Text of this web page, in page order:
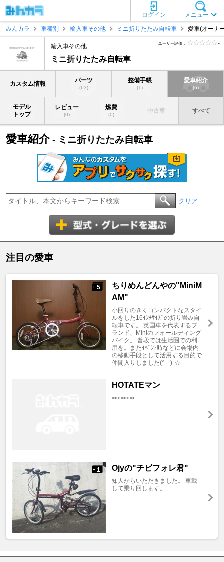
メニュー
ログイン
みんカラ
車種別 輸入車その他 ミニ折りたたみ自転車 愛車(オーナ
輸入車その他
ミニ折りたたみ自転車
ユーザー評価： -
カスタム情報 パーツ
(63)
整備手帳
(1)
愛車紹介
(6)
モデル
トップ
レビュー
(0)
燃費
(0)
中古車 すべて
愛車紹介- ミニ折りたたみ自転車
クリア
注目の愛車
+ 5
ちりめんどんやの"MiniM
AM"
小回りのきくコンパクトなスタイ
ルをした16ｲﾝﾁｻｲｽﾞの折り畳み自
転車です。 英国車を代表するブ
ランド、Miniのフォールディング
バイク。 普段では生活圏での利
用を。またｲﾍﾞﾝﾄ時などに会場内
の移動手段として活用する目的で
仲間入りしました(^_-)-☆
HOTATEマン
∞∞∞∞∞
+ 1 Ojyの"チビフォレ君"
知人からいただきました。 車載
して乗り回します。